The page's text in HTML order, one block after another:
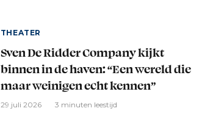
THEATER
Sven De Ridder Company kijkt
binnen in de haven: “Een wereld die
maar weinigen echt kennen”
29 juli 2026 3 minuten leestijd